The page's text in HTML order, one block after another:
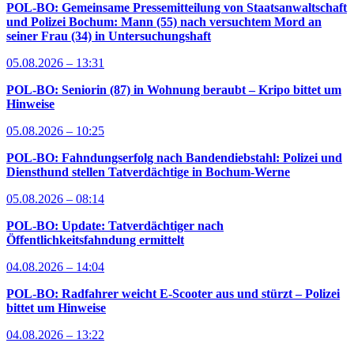
POL-BO: Gemeinsame Pressemitteilung von Staatsanwaltschaft
und Polizei Bochum: Mann (55) nach versuchtem Mord an
seiner Frau (34) in Untersuchungshaft
05.08.2026 – 13:31
POL-BO: Seniorin (87) in Wohnung beraubt – Kripo bittet um
Hinweise
05.08.2026 – 10:25
POL-BO: Fahndungserfolg nach Bandendiebstahl: Polizei und
Diensthund stellen Tatverdächtige in Bochum-Werne
05.08.2026 – 08:14
POL-BO: Update: Tatverdächtiger nach
Öffentlichkeitsfahndung ermittelt
04.08.2026 – 14:04
POL-BO: Radfahrer weicht E-Scooter aus und stürzt – Polizei
bittet um Hinweise
04.08.2026 – 13:22